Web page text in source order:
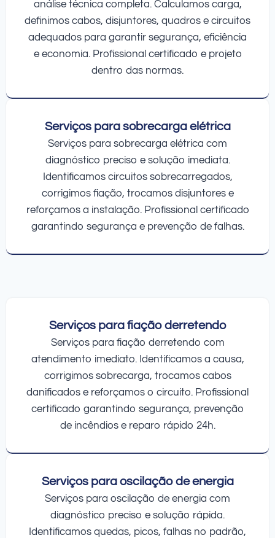
análise técnica completa. Calculamos carga,
definimos cabos, disjuntores, quadros e circuitos
adequados para garantir segurança, eficiência
e economia. Profissional certificado e projeto
dentro das normas.
Serviços para sobrecarga elétrica
Serviços para sobrecarga elétrica com
diagnóstico preciso e solução imediata.
Identificamos circuitos sobrecarregados,
corrigimos fiação, trocamos disjuntores e
reforçamos a instalação. Profissional certificado
garantindo segurança e prevenção de falhas.
Serviços para fiação derretendo
Serviços para fiação derretendo com
atendimento imediato. Identificamos a causa,
corrigimos sobrecarga, trocamos cabos
danificados e reforçamos o circuito. Profissional
certificado garantindo segurança, prevenção
de incêndios e reparo rápido 24h.
Serviços para oscilação de energia
Serviços para oscilação de energia com
diagnóstico preciso e solução rápida.
Identificamos quedas, picos, falhas no padrão,